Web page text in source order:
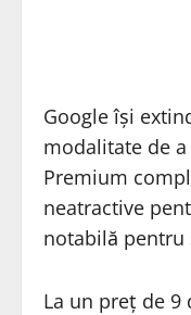
Google își
modalitate de
Premium
neatractive
notabilă pentru
La un preț de